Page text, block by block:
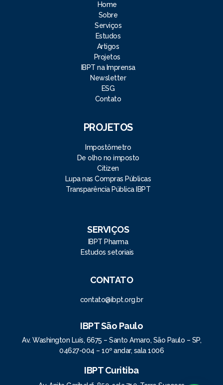
Home
Sobre
Serviços
Estudos
Artigos
Projetos
IBPT na Imprensa
Newsletter
ESG
Contato
PROJETOS
Impostômetro
De olho no imposto
Citizen
Lupa nas Compras Públicas
Transparência Pública IBPT
SERVIÇOS
IBPT Pharma
Estudos setoriais
CONTATO
contato@ibpt.org.br
IBPT São Paulo
Av. Washington Luís, 6675 – Santo Amaro, São Paulo – SP,
04627-004 – 10º andar, sala 1006
IBPT Curitiba